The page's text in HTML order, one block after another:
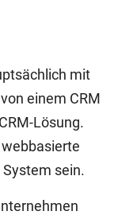
mit
einem CRM
Lösung.
sein.